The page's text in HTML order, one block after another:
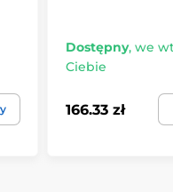
Dostępny, we
Ciebie
166.33 zł